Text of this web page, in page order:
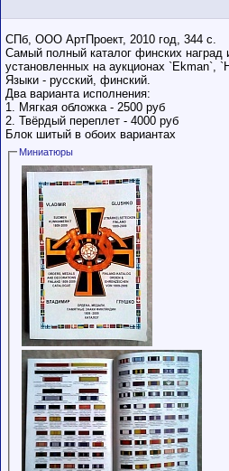
СПб, ООО АртПроект, 2010 год, 344 с.
Самый полный каталог финских наград
установленных на аукционах `Ekman`,
Языки - русский, финский.
Два варианта исполнения:
1. Мягкая обложка - 2500 руб
2. Твёрдый переплет - 4000 руб
Блок шитый в обоих вариантах
Миниатюры